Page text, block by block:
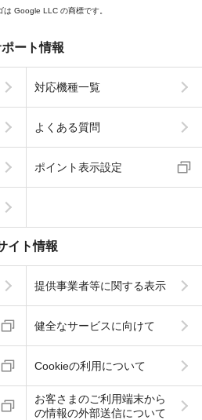
Google LLC の商標です。
ート情報
対応機種一覧
よくある質問
ポイント表示設定
イト情報
提供事業者等に関する表示
健全なサービスに向けて
Cookieの利用について
お客さまのご利用端末から
の情報の外部送信について